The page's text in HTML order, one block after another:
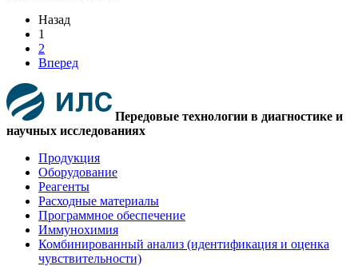
Назад
1
2
Вперед
Передовые технологии в диагностике и
научных исследованиях
Продукция
Оборудование
Реагенты
Расходные материалы
Программное обеспечение
Иммунохимия
Комбинированный анализ (идентификация и оценка
чувствительности)